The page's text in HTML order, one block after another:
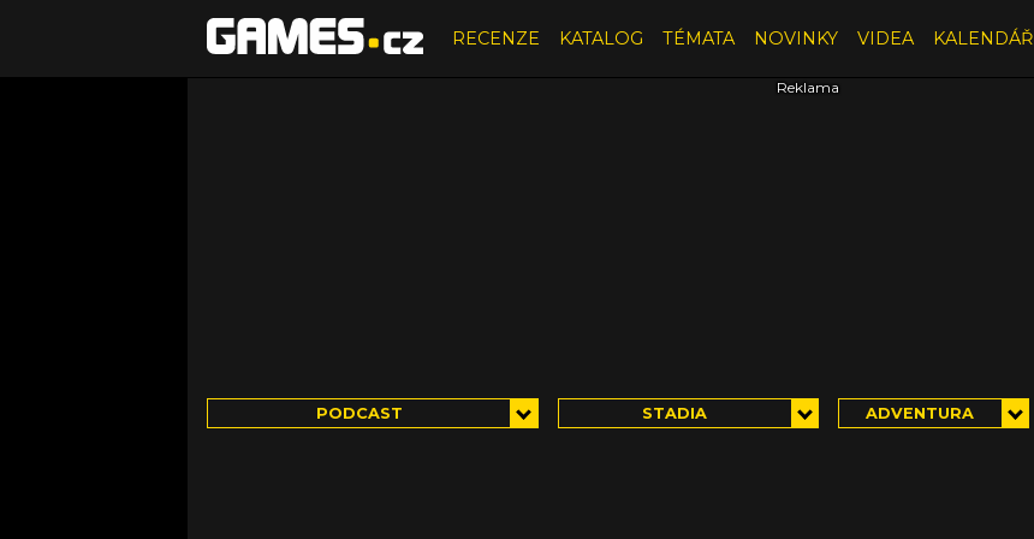
RECENZE KATALOG TÉMATA NOVINKY VIDEA KALENDÁŘ
PODCAST STADIA ADVENTURA